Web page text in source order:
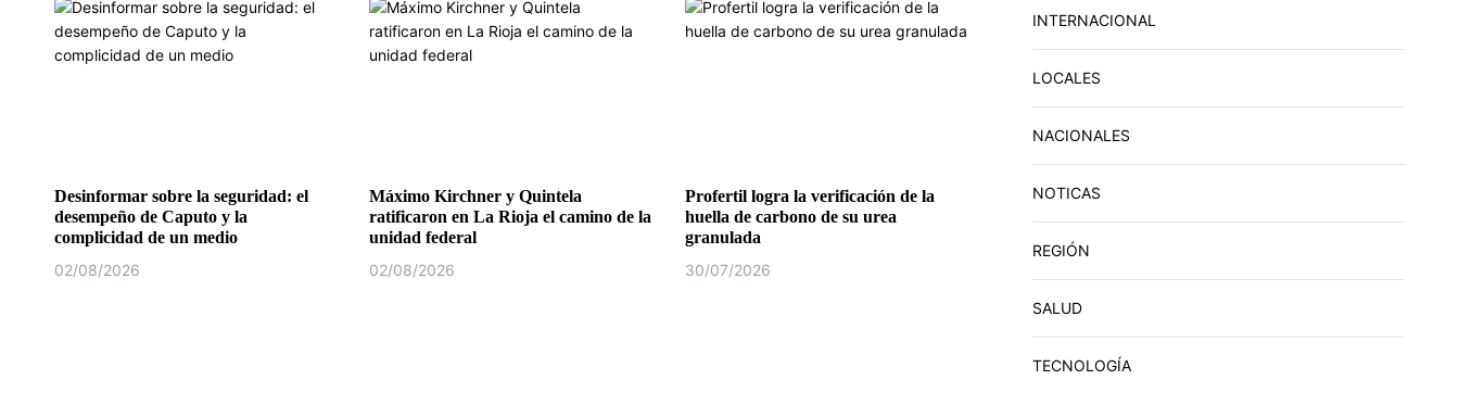
Desinformar sobre la seguridad: el
desempeño de Caputo y la
complicidad de un medio
02/08/2026
Máximo Kirchner y Quintela
ratificaron en La Rioja el camino de la
unidad federal
02/08/2026
Profertil logra la verificación de la
huella de carbono de su urea
granulada
30/07/2026
INTERNACIONAL
LOCALES
NACIONALES
NOTICAS
REGIÓN
SALUD
TECNOLOGÍA